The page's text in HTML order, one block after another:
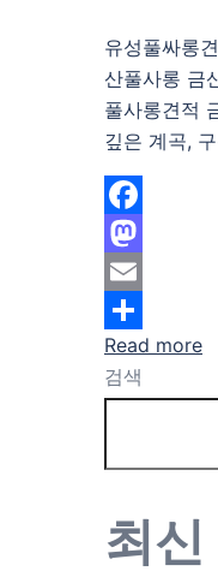
유성풀싸롱
산풀사롱 금
풀사롱견적
깊은 계곡,
Facebook
Mastodon
Email
Share
Read more
검색
최신